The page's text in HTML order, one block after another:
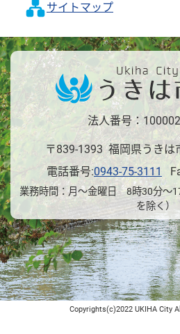
サイトマップ
法人番号：
〒839-1393 福岡県うき
電話番号:0943-75-3111
業務時間：月～金曜日 8時30分～
を除く）
Copyrights(c)2022 UKIHA City